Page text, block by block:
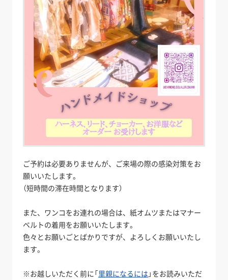
ご予約は必要ありませんが、ご来場の際の感染対策をお
願いいたします。
（短時間の滞在時間となります）
また、ワンコをお連れの場合は、紙オムツまたはマナー
ベルトの着用をお願いいたします。
色々とお願いごとばかりですが、よろしくお願いいたし
ます。
※お越しいただく前に「里親になるには 」をお読みいただ